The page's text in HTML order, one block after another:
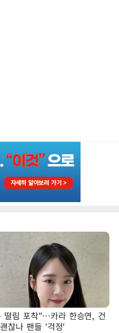
떨림 포착"…카라 한승연, 건
찮나 팬들 '걱정'